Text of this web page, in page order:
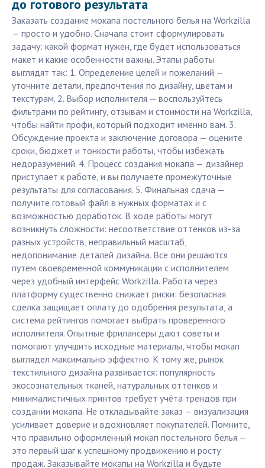
до готового результата
Заказать создание мокапа постельного белья на Workzilla
— просто и удобно. Сначала стоит сформулировать
задачу: какой формат нужен, где будет использоваться
макет и какие особенности важны. Этапы работы
выглядят так: 1. Определение целей и пожеланий —
уточните детали, предпочтения по дизайну, цветам и
текстурам. 2. Выбор исполнителя — воспользуйтесь
фильтрами по рейтингу, отзывам и стоимости на Workzilla,
чтобы найти профи, который подходит именно вам. 3.
Обсуждение проекта и заключение договора — оцените
сроки, бюджет и тонкости работы, чтобы избежать
недоразумений. 4. Процесс создания мокапа — дизайнер
приступает к работе, и вы получаете промежуточные
результаты для согласования. 5. Финальная сдача —
получите готовый файл в нужных форматах и с
возможностью доработок. В ходе работы могут
возникнуть сложности: несоответствие оттенков из-за
разных устройств, неправильный масштаб,
недопонимание деталей дизайна. Все они решаются
путем своевременной коммуникации с исполнителем
через удобный интерфейс Workzilla. Работа через
платформу существенно снижает риски: безопасная
сделка защищает оплату до одобрения результата, а
система рейтингов помогает выбрать проверенного
исполнителя. Опытные фрилансеры дают советы и
помогают улучшить исходные материалы, чтобы мокап
выглядел максимально эффектно. К тому же, рынок
текстильного дизайна развивается: популярность
экосознательных тканей, натуральных оттенков и
минималистичных принтов требует учёта трендов при
создании мокапа. Не откладывайте заказ — визуализация
усиливает доверие и вдохновляет покупателей. Помните,
что правильно оформленный мокап постельного белья —
это первый шаг к успешному продвижению и росту
продаж. Заказывайте мокапы на Workzilla и будьте